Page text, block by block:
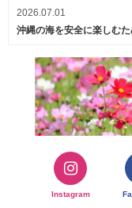
2026.07.01
沖縄の海を安全に楽しむ
Instagram